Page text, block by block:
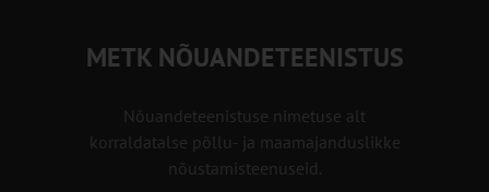
METK NÕUANDETEENISTUS
Nõuandeteenistuse nimetuse alt
korraldatalse põllu- ja maamajanduslikke
nõustamisteenuseid.